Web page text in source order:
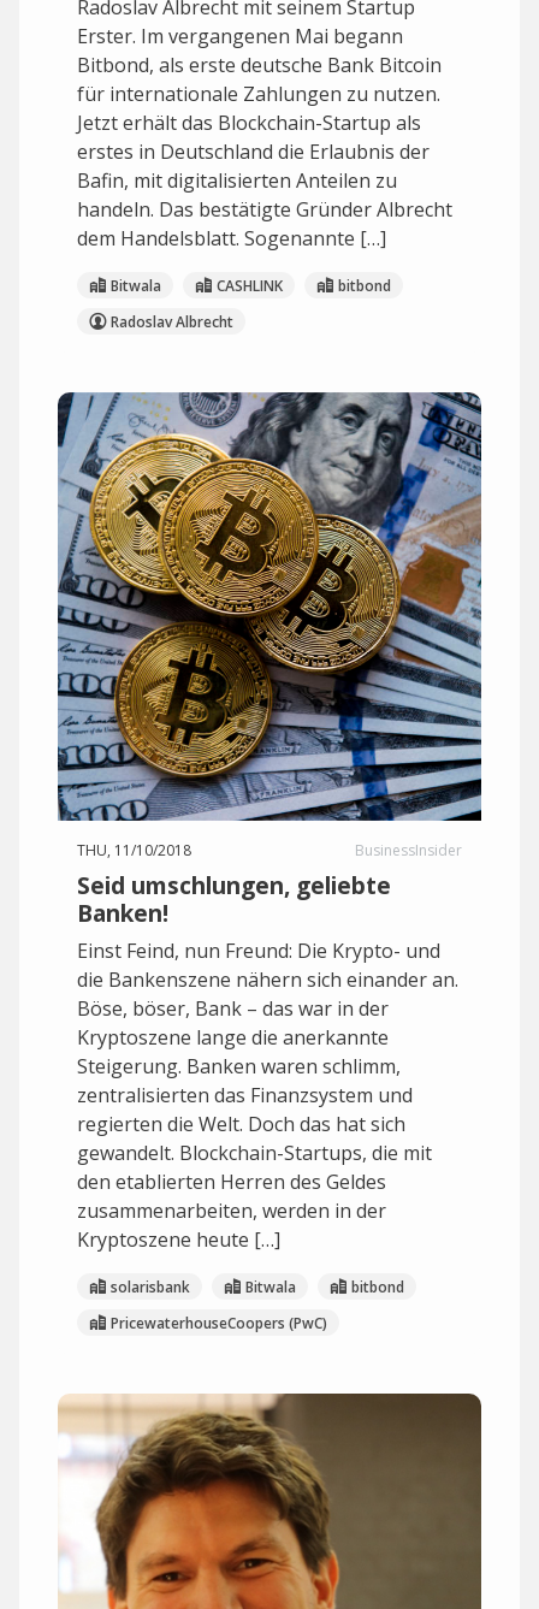
Radoslav Albrecht mit seinem Startup
Erster. Im vergangenen Mai begann
Bitbond, als erste deutsche Bank Bitcoin
für internationale Zahlungen zu nutzen.
Jetzt erhält das Blockchain-Startup als
erstes in Deutschland die Erlaubnis der
Bafin, mit digitalisierten Anteilen zu
handeln. Das bestätigte Gründer Albrecht
dem Handelsblatt. Sogenannte […]
Bitwala CASHLINK
bitbond
Radoslav Albrecht
THU, 11/10/2018 BusinessInsider
Seid umschlungen, geliebte
Banken!
Einst Feind, nun Freund: Die Krypto- und
die Bankenszene nähern sich einander an.
Böse, böser, Bank – das war in der
Kryptoszene lange die anerkannte
Steigerung. Banken waren schlimm,
zentralisierten das Finanzsystem und
regierten die Welt. Doch das hat sich
gewandelt. Blockchain-Startups, die mit
den etablierten Herren des Geldes
zusammenarbeiten, werden in der
Kryptoszene heute […]
solarisbank Bitwala
bitbond
PricewaterhouseCoopers (PwC)